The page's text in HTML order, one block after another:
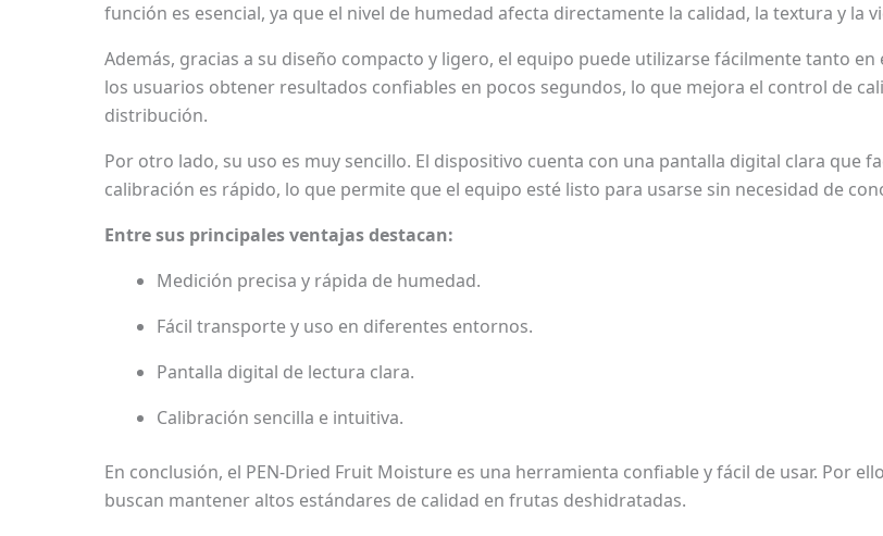
función es esencial, ya que el nivel de humedad afecta directamente la calidad, la textura y la
Además, gracias a su diseño compacto y ligero, el equipo puede utilizarse fácilmente tanto
los usuarios obtener resultados confiables en pocos segundos, lo que mejora el control de
distribución.
Por otro lado, su uso es muy sencillo. El dispositivo cuenta con una pantalla digital clara que
calibración es rápido, lo que permite que el equipo esté listo para usarse sin necesidad de
Entre sus principales ventajas destacan:
Medición precisa y rápida de humedad.
Fácil transporte y uso en diferentes entornos.
Pantalla digital de lectura clara.
Calibración sencilla e intuitiva.
En conclusión, el PEN-Dried Fruit Moisture es una herramienta confiable y fácil de usar. Por
buscan mantener altos estándares de calidad en frutas deshidratadas.